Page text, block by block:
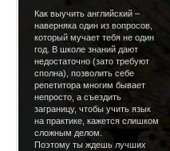
Как выучить английский –
наверняка один из вопросов,
который мучает тебя не один
год. В школе знаний дают
недостаточно (зато требуют
сполна), позволить себе
репетитора многим бывает
непросто, а съездить
заграницу, чтобы учить язык
на практике, кажется слишком
сложным делом.
Поэтому ты ждешь лучших